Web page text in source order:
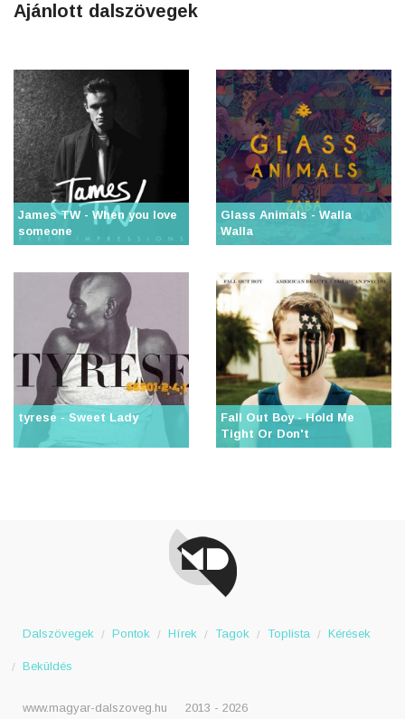
Ajánlott dalszövegek
James TW - When you love
someone
Glass Animals - Walla
Walla
tyrese - Sweet Lady
Fall Out Boy - Hold Me
Tight Or Don't
Dalszövegek Pontok Hírek Tagok Toplista Kérések
Beküldés
www.magyar-dalszoveg.hu 2013 - 2026